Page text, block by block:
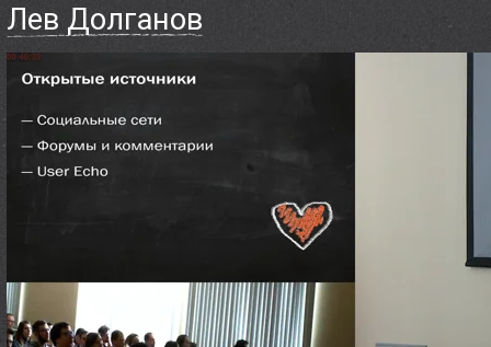
Докладчикам
Партнёры
Контакты
Лев Долганов